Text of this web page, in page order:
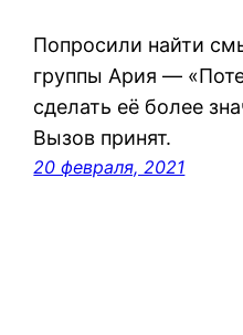
Попросили найти
группы Ария —
сделать её более
Вызов принят.
20 февраля, 2021